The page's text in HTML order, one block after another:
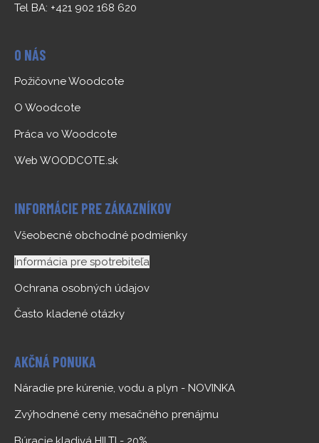
Tel BA: +421 902 168 620
O NÁS
Požičovne Woodcote
O Woodcote
Práca vo Woodcote
Web WOODCOTE.sk
INFORMÁCIE PRE ZÁKAZNÍKOV
Všeobecné obchodné podmienky
Informácia pre spotrebiteľa
Ochrana osobných údajov
Často kladené otázky
AKČNÁ PONUKA
Náradie pre kúrenie, vodu a plyn - NOVINKA
Zvýhodnené ceny mesačného prenájmu